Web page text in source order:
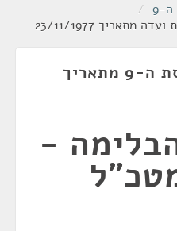
9
/
מתאריך 23/11/1977
ישיבת ועדה של הכנסת ה-9 מתאריך
-